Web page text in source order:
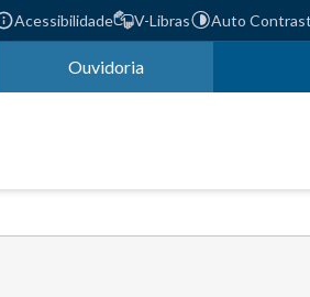
Acessibilidade V-Libras Auto
Ouvidoria